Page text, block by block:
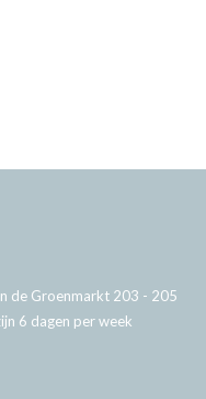
de Groenmarkt 203 - 205
6 dagen per week